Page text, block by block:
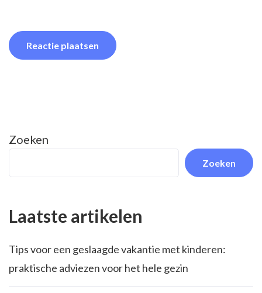
Zoeken
Zoeken
Laatste artikelen
Tips voor een geslaagde vakantie met kinderen:
praktische adviezen voor het hele gezin